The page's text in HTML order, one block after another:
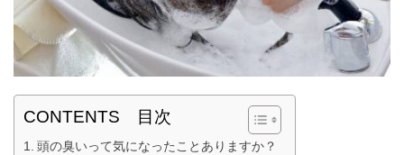
CONTENTS 目次
頭の臭いって気になったことありますか？